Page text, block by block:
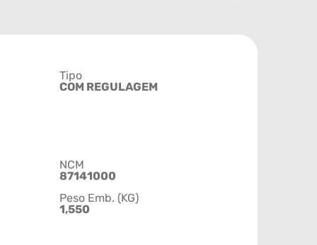
Tipo
COM REGULAGEM
NCM
87141000
Peso Emb. (KG)
1,550